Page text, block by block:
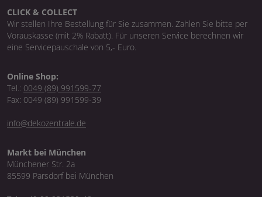
CLICK & COLLECT
Wir stellen Ihre Bestellung für Sie zusammen. Zahlen Sie bitte per
Vorauskasse (mit 2% Rabatt). Für unseren Service berechnen wir
eine Servicepauschale von 5,- Euro.
Online Shop:
Tel.: 0049 (89) 991599-77
Fax: 0049 (89) 991599-39
info@dekozentrale.de
Markt bei München
Münchener Str. 2a
85599 Parsdorf bei München